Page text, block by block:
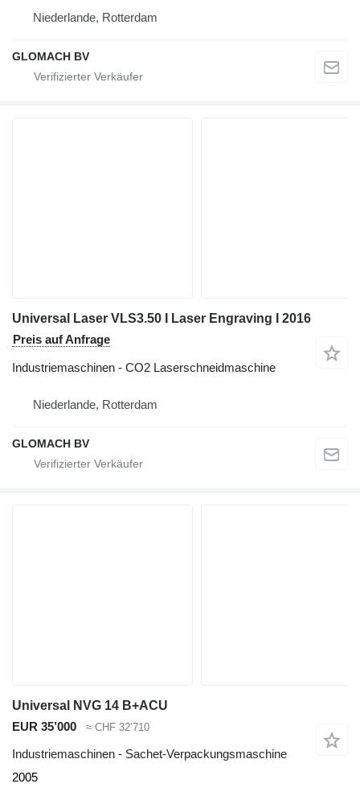
Niederlande, Rotterdam
GLOMACH BV
Universal Laser VLS3.50 I Laser Engraving I 2016
Preis auf Anfrage
Industriemaschinen - CO2 Laserschneidmaschine
Niederlande, Rotterdam
GLOMACH BV
Universal NVG 14 B+ACU
EUR 35’000
≈ CHF 32’710
Industriemaschinen - Sachet-Verpackungsmaschine
2005